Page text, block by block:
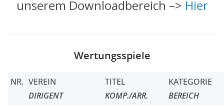
unserem Downloadbereich –> Hier
Wertungsspiele
NR. VEREIN
DIRIGENT
TITEL
KOMP./ARR.
KATEGORIE
BEREICH